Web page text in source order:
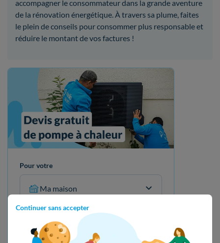
Continuer sans accepter
Pour votre
Ma maison
Âge de votre logement
Entre 2 et 15 ans
accompagner le consommateur dans la grande aventure
de la rénovation énergétique. À travers sa plume, faites
le plein de conseils pour consommer plus responsable et
réduire le montant de vos factures !